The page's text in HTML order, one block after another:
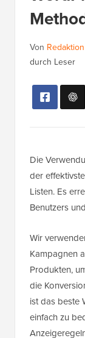
Von Redaktion
durch Leser
Die
der
Listen. Es
Benutzers
Wir
Kampagnen
Produkten,
die
ist das beste
einfach zu